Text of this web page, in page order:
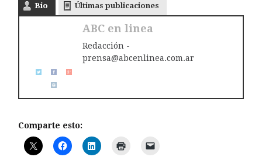
Bio Últimas publicaciones
ABC en linea
Redacción -
prensa@abcenlinea.com.ar
Comparte esto: